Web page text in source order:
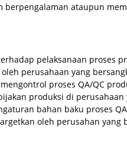
berpengalaman ataupun
pelaksanaan proses
perusahaan yang
proses QA/QC
produksi di perusahaan
bahan baku proses
oleh perusahan yang